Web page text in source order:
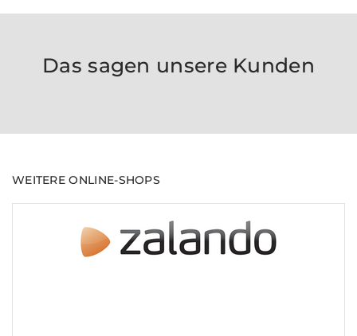
Das sagen unsere Kunden
WEITERE ONLINE-SHOPS